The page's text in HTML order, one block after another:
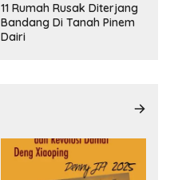
11 Rumah Rusak Diterjang
Bandang Di Tanah Pinem
Dairi